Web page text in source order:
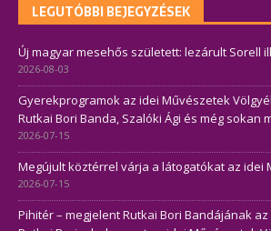
LEGUTÓBBI BEJEGYZÉSEK
Új magyar mesehős született: lezárult Sorell
2026-08-03
Gyerekprogramok az idei Művészetek
Rutkai Bori Banda, Szalóki Ági és még sokan
2026-07-15
Megújult köztérrel várja a látogatókat az idei
2026-07-15
Pihitér – megjelent Rutkai Bori Bandájának